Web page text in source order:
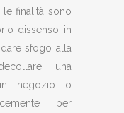
finalità sono
dissenso in
sfogo alla
una
negozio o
per